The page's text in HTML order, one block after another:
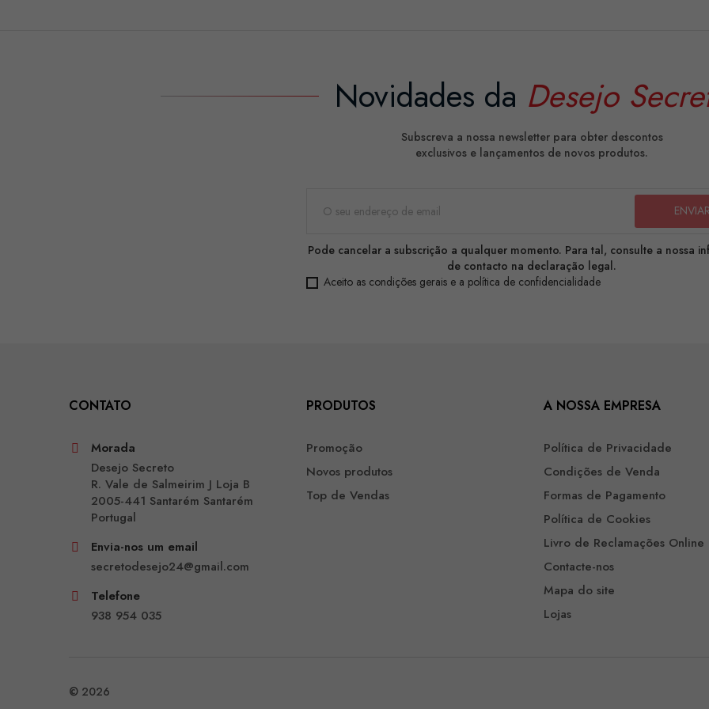
Novidades da Desejo
Subscreva a nossa newsletter para obter descontos
exclusivos e lançamentos de novos produtos.
Pode cancelar a subscrição a qualquer momento. Para tal, consulte a nossa
de contacto na declaração legal.
Aceito as condições gerais e a política de confidencialidade
CONTATO
Morada
Desejo Secreto
R. Vale de Salmeirim J Loja B
2005-441 Santarém Santarém
Portugal
Envia-nos um email
secretodesejo24@gmail.com
Telefone
938 954 035
PRODUTOS
Promoção
Novos produtos
Top de Vendas
A NOSSA EMPRESA
Política de Privacidade
Condições de Venda
Formas de Pagamento
Política de Cookies
Livro de Reclamações Online
Contacte-nos
Mapa do site
Lojas
© 2026